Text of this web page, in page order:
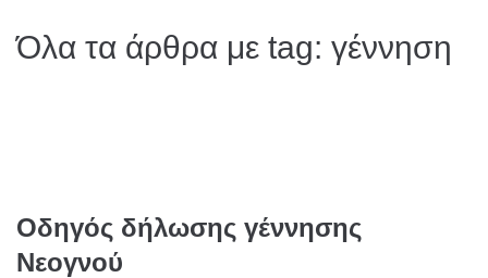
Όλα τα άρθρα με tag: γέννηση
Οδηγός δήλωσης γέννησης
Νεογνού